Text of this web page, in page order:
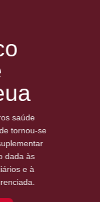
saúde
tornou-se
dada às
e à